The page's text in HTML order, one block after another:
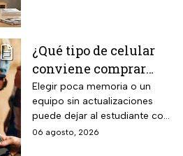
capacidad de gestión
mediante inteligencia artificial
con modo AI Auto Cooling
que ajusta automáticamente
el rendimiento según
¿Qué tipo de celular
conviene comprar
para el regreso a
clases? La guía según
el nivel escolar
Elegir poca memoria o un
equipo sin actualizaciones
puede dejar al estudiante con
un celular lento e
06 agosto, 2026